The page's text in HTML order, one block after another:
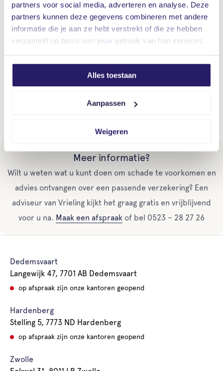
partners voor social media, adverteren en analyse. Deze
partners kunnen deze gegevens combineren met andere
informatie die je aan ze hebt verstrekt of die ze hebben
verzameld op basis van jouw gebruik van hun services.
Alles toestaan
Aanpassen
Weigeren
bevestigen en oprollen/inklappen/sluiten
Kap oude of ongezonde bomen om in de
omgeving van het gebouw
antennes, vlaggenmasten goed bevestigd zijn
zonnepanelen en daklood niet losliggen of
Meer informatie?
Wilt u weten wat u kunt doen om schade te voorkomen en
advies ontvangen over een passende verzekering? Een
adviseur van Vrieling kijkt het graag gratis en vrijblijvend
voor u na. Maak een afspraak of bel 0523 – 28 27 26
Dedemsvaart
Langewijk 47, 7701 AB Dedemsvaart
op afspraak zijn onze kantoren geopend
Hardenberg
Stelling 5, 7773 ND Hardenberg
op afspraak zijn onze kantoren geopend
Zwolle